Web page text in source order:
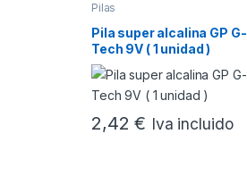
Pilas
Pila super alcalina GP G-
Tech 9V ( 1 unidad )
2,42€ Iva incluido